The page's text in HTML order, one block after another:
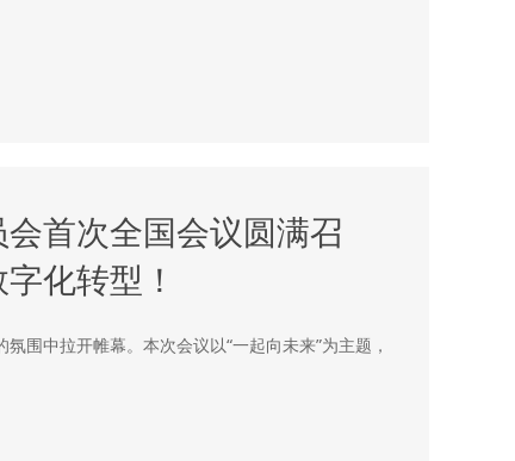
首次全国会议圆满召
化转型！
围中拉开帷幕。本次会议以“一起向未来”为主题，